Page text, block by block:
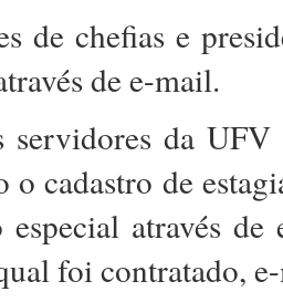
de chefias e
de e-mail.
servidores da UFV
o cadastro de
especial através
foi contratado,